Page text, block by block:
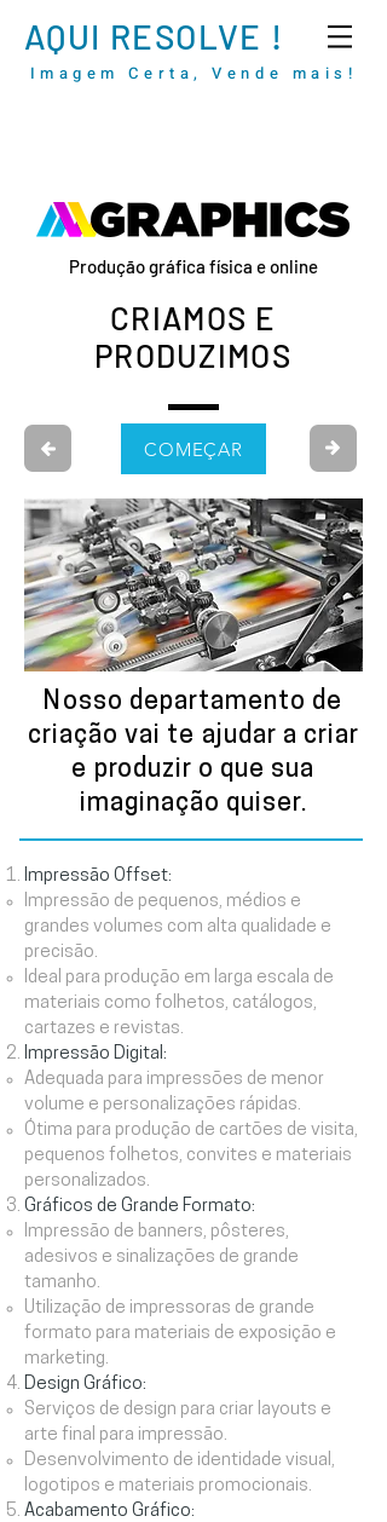
AQUI RESOLVE !
Imagem Certa, Vende mais!
Produção gráfica física e online
CRIAMOS E
PRODUZIMOS
COMEÇAR
Nosso departamento de
criação vai te ajudar a criar
e produzir o que sua
imaginação quiser.
Impressão Offset:
Impressão de pequenos, médios e
grandes volumes com alta qualidade e
precisão.
Ideal para produção em larga escala de
materiais como folhetos, catálogos,
cartazes e revistas.
Impressão Digital:
Adequada para impressões de menor
volume e personalizações rápidas.
Ótima para produção de cartões de visita,
pequenos folhetos, convites e materiais
personalizados.
Gráficos de Grande Formato:
Impressão de banners, pôsteres,
adesivos e sinalizações de grande
tamanho.
Utilização de impressoras de grande
formato para materiais de exposição e
marketing.
Design Gráfico:
Serviços de design para criar layouts e
arte final para impressão.
Desenvolvimento de identidade visual,
logotipos e materiais promocionais.
Acabamento Gráfico: